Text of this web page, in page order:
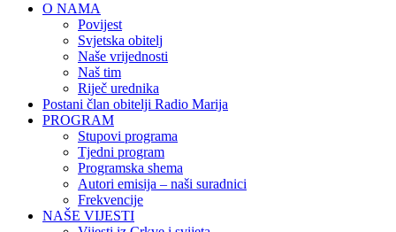
O NAMA
Povijest
Svjetska obitelj
Naše vrijednosti
Naš tim
Riječ urednika
Postani član obitelji Radio Marija
PROGRAM
Stupovi programa
Tjedni program
Programska shema
Autori emisija – naši suradnici
Frekvencije
NAŠE VIJESTI